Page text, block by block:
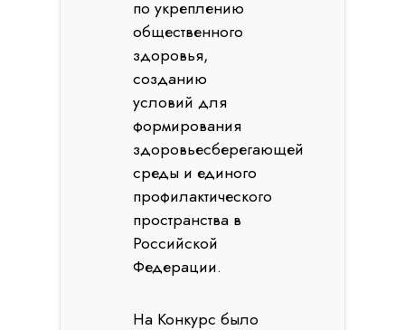
по укреплению
общественного
здоровья,
созданию
условий для
формирования
здоровьесберегающей
среды и единого
профилактического
пространства в
Российской
Федерации.
На Конкурс было